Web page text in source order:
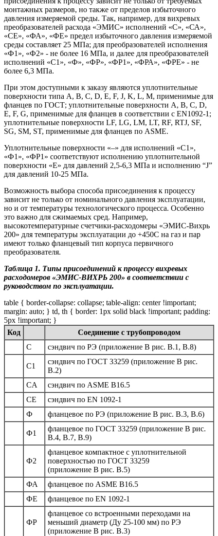
монтажных размеров, но также от пределов избыточного
давления измеряемой среды. Так, например, для вихревых
преобразователей расхода «ЭМИС» исполнений «С», «СА»,
«СЕ», «ФА», «ФЕ» предел избыточного давления измеряемой
среды составляет 25 МПа; для преобразователей исполнения
«Ф1», «Ф2» - не более 16 МПа, и далее для преобразователей
исполнений «С1», «Ф», «ФР», «ФР1», «ФРА», «ФРЕ» - не
более 6,3 МПа.
При этом доступными к заказу являются уплотнительные
поверхности типа A, B, C, D, E, F, J, K, L, M, применимые для
фланцев по ГОСТ; уплотнительные поверхности A, B, C, D,
E, F, G, применимые для фланцев в соответствии с EN1092-1;
уплотнительные поверхности LF, LG, LM, LT, RF, RTJ, SF,
SG, SM, ST, применимые для фланцев по ASME.
Уплотнительные поверхности «–» для исполнений «С1»,
«Ф1», «ФР1» соответствуют исполнению уплотнительной
поверхности «E» для давлений 2,5-6,3 МПа и исполнению “J”
для давлений 10-25 МПа.
Возможность выбора способа присоединения к процессу
зависит не только от номинального давления эксплуатации,
но и от температуры технологического процесса. Особенно
это важно для сжимаемых сред. Например,
высокотемпературные счетчики-расходомеры «ЭМИС-Вихрь
200» для температуры эксплуатации до +450С на газ и пар
имеют только фланцевый тип корпуса первичного
преобразователя.
Таблица 1. Типы присоединений к процессу вихревых
расходомеров «ЭМИС-ВИХРЬ 200» в соответствии с
руководством по эксплуатации.
table { border-collapse: collapse; table-align: center !important;
margin: auto; } td, th { border: 1px solid black !important; padding:
5px !important; }
Код
Соединение с трубопроводом
C
сэндвич по РЭ (приложение В рис. В.1, В.8)
C1
сэндвич по ГОСТ 33259 (приложение В рис.
В.2)
CА
сэндвич по ASME B16.5
CЕ
сэндвич по EN 1092-1
Ф
фланцевое по РЭ (приложение В рис. В.3, В.6)
Ф1
фланцевое по ГОСТ 33259 (приложение В рис.
В.4, В.7, В.9)
Ф2
фланцевое компактное с уплотнительной
поверхностью по ГОСТ 33259
(приложение В рис. В.5)
ФА
фланцевое по ASME B16.5
ФЕ
фланцевое по EN 1092-1
ФР
фланцевое со встроенными переходами на
меньший диаметр (Ду 25-100 мм) по РЭ
(приложение В рис. В.3)